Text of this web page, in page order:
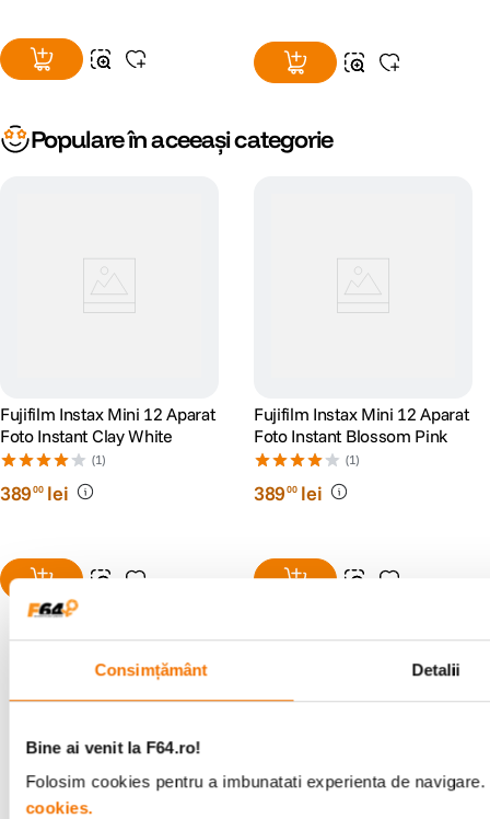
Consimțământ Detalii
Bine ai venit la F64.ro!
Folosim cookies pentru a imbunatati experienta de
cookies.
Populare în aceeași categorie
Fujifilm Instax Mini 12 Aparat
Foto Instant Clay White
(1)
38900 lei
Fujifilm Instax Mini 12 Aparat
Foto Instant Blossom Pink
(1)
38900 lei
Descopera inspiratie, recomandari utile,
pentru tine.